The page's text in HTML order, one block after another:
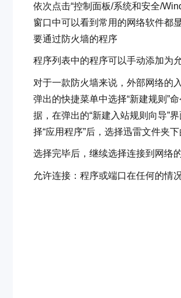
依次点击“控制面板/系统和安全/
窗口中可以看到常用的网络软件都
要通过防火墙的程序
程序列表中的程序可以手动添加为
对于一款防火墙来说，外部网络的
弹出的快捷菜单中选择“新建规则”
据，在弹出的“新建入站规则向导”
择“应用程序”后，选择迅雷文件夹
选择完毕后，继续选择连接到网络
允许连接：程序或端口在任何的情